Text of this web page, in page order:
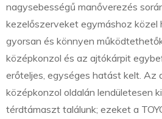
nagysebességű manőverezés
kezelőszerveket egymáshoz közel
gyorsan és könnyen
középkonzol és az ajtókárpit
erőteljes, egységes hatást kelt. Az
középkonzol oldalán lendületesen
térdtámaszt találunk; ezeket a